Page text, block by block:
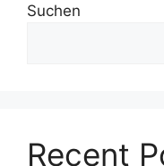
Suchen
Recent